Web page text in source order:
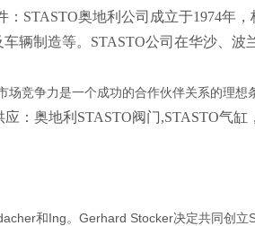
：STASTO奥地利公司成立于1974年
辆制造等。STASTO公司在华沙、波
竞争力是一个成功的合作伙伴关系的理想
应：奥地利STASTO阀门,STASTO气
和Ing。Gerhard Stocker决定共同创